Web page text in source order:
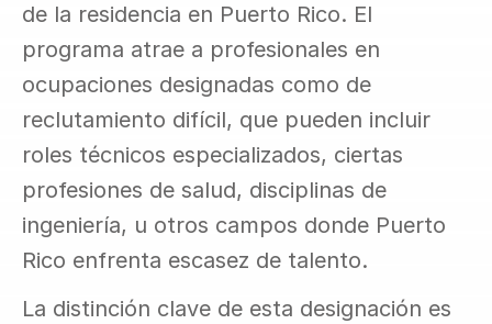
de la residencia en Puerto Rico. El
programa atrae a profesionales en
ocupaciones designadas como de
reclutamiento difícil, que pueden incluir
roles técnicos especializados, ciertas
profesiones de salud, disciplinas de
ingeniería, u otros campos donde Puerto
Rico enfrenta escasez de talento.
La distinción clave de esta designación es